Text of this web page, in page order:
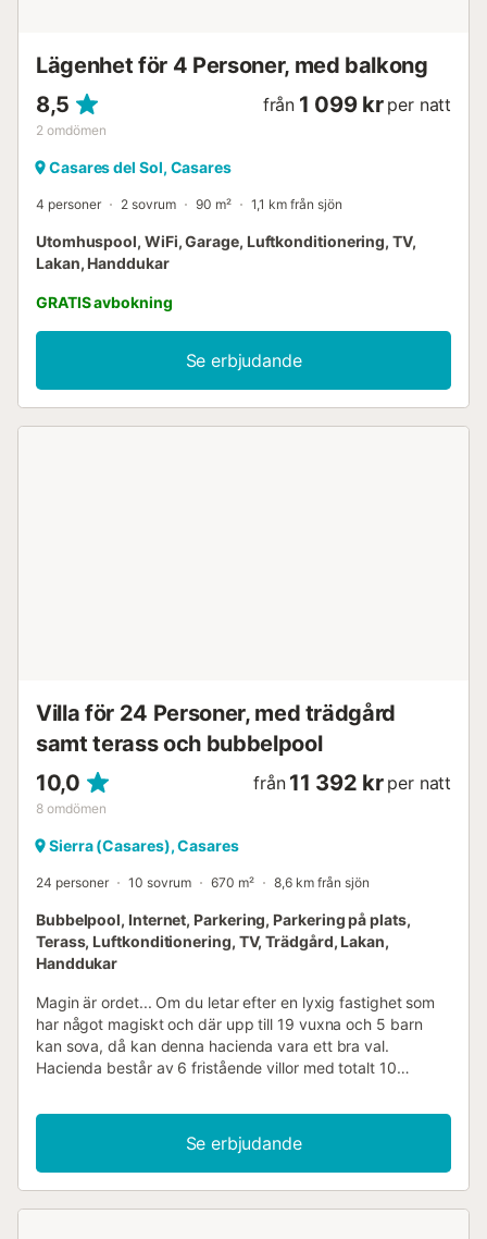
Lägenhet för 4 Personer, med balkong
8,5
2 omdömen
från 1 099 kr per natt
Casares del Sol, Casares
4 personer 2 sovrum 90 m² 1,1 km från sjön
Utomhuspool, WiFi, Garage, Luftkonditionering, TV,
Lakan, Handdukar
GRATIS avbokning
Se erbjudande
Villa för 24 Personer, med trädgård
samt terass och bubbelpool
10,0
8 omdömen
från 11 392 kr per natt
Sierra (Casares), Casares
24 personer 10 sovrum 670 m² 8,6 km från sjön
Bubbelpool, Internet, Parkering, Parkering på plats,
Terass, Luftkonditionering, TV, Trädgård, Lakan,
Handdukar
Magin är ordet... Om du letar efter en lyxig fastighet som
har något magiskt och där upp till 19 vuxna och 5 barn
kan sova, då kan denna hacienda vara ett bra val.
Hacienda består av 6 fristående villor med totalt 10
har 2 pooler och en bastu för 10 personer. Läge och
exteriör Denna hacienda är ett magnifikt koncept av en
sydafrikansk arkitekt som blev kär i Andalusien och
bestämde sig för att utveckla den lokala arkitekturen med
Se erbjudande